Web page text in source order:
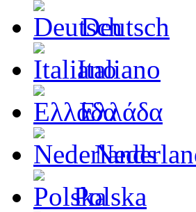
Deutsch
Italiano
Ελλάδα
Polska